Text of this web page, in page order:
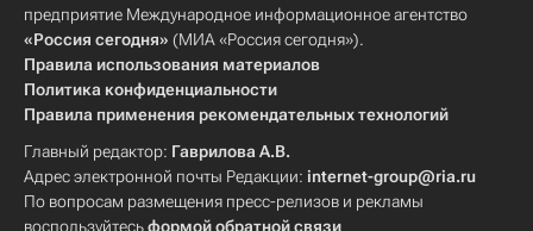
предприятие Международное информационное агентство
«Россия сегодня» (МИА «Россия сегодня»).
Правила использования материалов
Политика конфиденциальности
Правила применения рекомендательных технологий
Главный редактор: Гаврилова А.В.
Адрес электронной почты Редакции: internet-group@ria.ru
По вопросам размещения пресс-релизов и рекламы
воспользуйтесьформой обратной связи